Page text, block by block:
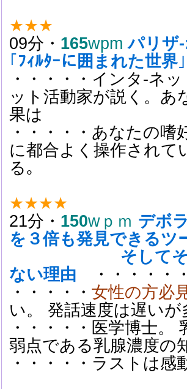
★★★
09分・ 165wpm パリザ-
｢ ﾌｨﾙﾀｰに囲まれた世界｣
・・・・・ インタ-ネ
ット活動家が説く。あ
果は
・・・・・あなたの嗜
に都合よく操作されて
る｡
★★★★
21分・ 150wｐｍ デボ
を３倍も発見できるツ
そしてそれを
ない理由 ・・・・・
・・・・・ 女性の方必
い。 発話速度は遅い
・・・・・医学博士。
弱点である乳腺濃度の
・・・・・ラストは感